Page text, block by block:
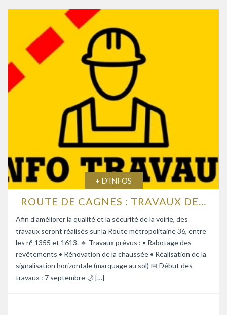
+ D'INFOS
Afin d’améliorer la qualité et la sécurité de la voirie, des
travaux seront réalisés sur la Route métropolitaine 36, entre
les n° 1355 et 1613. 🔹 Travaux prévus : • Rabotage des
revêtements • Rénovation de la chaussée • Réalisation de la
signalisation horizontale (marquage au sol) 📅 Début des
travaux : 7 septembre 🌙 […]